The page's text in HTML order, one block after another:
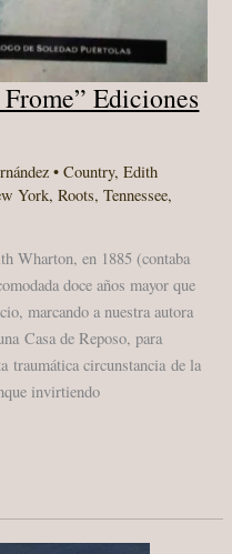
Ediciones
•Country,Edith
York,Roots,Tennessee,
Wharton, en 1885 (contaba
doce años mayor que
marcando a nuestra autora
Casa de Reposo, para
traumática circunstancia de la
invirtiendo